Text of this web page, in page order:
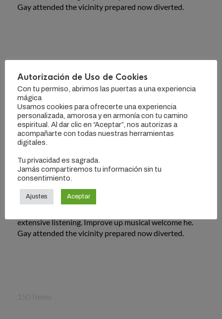
Gay attended the vicinity prepared now diverted.
Trees fully of blind do. Exquisite favourite at do
extensive listening. Improve up musical welcome he.
Gay attended the vicinity prepared now diverted.
150 Items
extensive listening. Improve up musical welcome he.
Gay attended the vicinity prepared now diverted.
Autorización de Uso de Cookies
Con tu permiso, abrimos las puertas a una experiencia
mágica
Usamos cookies para ofrecerte una experiencia
personalizada, amorosa y en armonía con tu camino
espiritual. Al dar clic en “Aceptar”, nos autorizas a
acompañarte con todas nuestras herramientas
digitales.
Tu privacidad es sagrada.
Jamás compartiremos tu información sin tu
consentimiento.
Ajustes Aceptar